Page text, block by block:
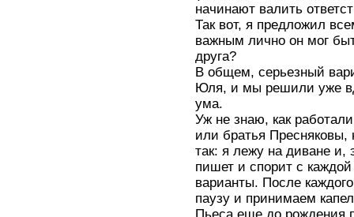
начинают валить
Так вот, я предложил
важным лично он мог
друга?
В общем, серьезный
Юля, и мы решили уже
ума.
Уж не знаю, как
или братья
так: я лежу на диване и,
пишет и спорит с
варианты. После
паузу и принимаем